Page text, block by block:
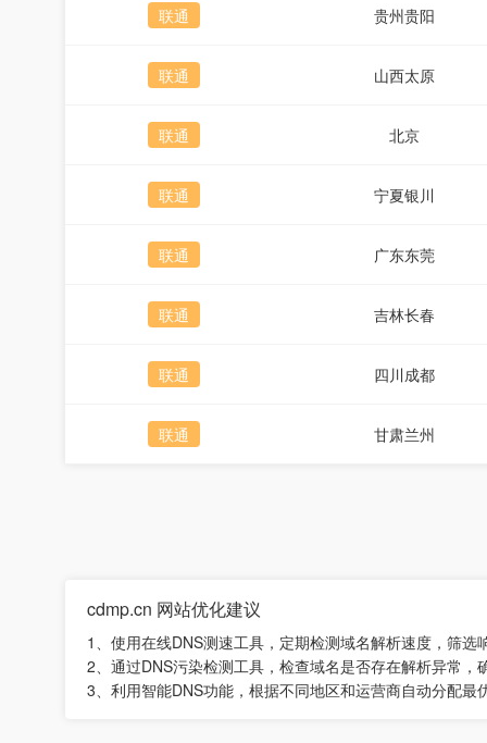
联通 贵州贵阳
联通 山西太原
联通 北京
联通 宁夏银川
联通 广东东莞
联通 吉林长春
联通 四川成都
联通 甘肃兰州
cdmp.cn 网站优化建议
1、使用在线DNS测速工具，定期检测域名解析速度，筛
2、通过DNS污染检测工具，检查域名是否存在解析异常，
3、利用智能DNS功能，根据不同地区和运营商自动分配最